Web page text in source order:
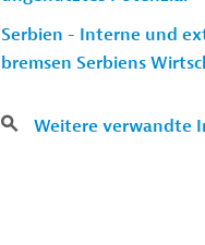
Serbien - Interne und
bremsen Serbiens
Weitere verwandte